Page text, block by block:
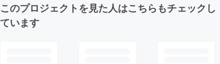
このプロジェクトを見た人はこちらもチェックし
ています